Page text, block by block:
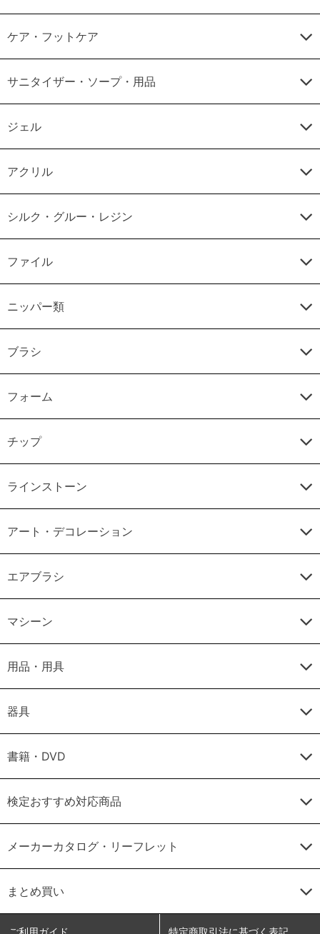
ケア・フットケア
サニタイザー・ソープ・用品
ジェル
アクリル
シルク・グルー・レジン
ファイル
ニッパー類
ブラシ
フォーム
チップ
ラインストーン
アート・デコレーション
エアブラシ
マシーン
用品・用具
器具
書籍・DVD
検定おすすめ対応商品
メーカーカタログ・リーフレット
まとめ買い